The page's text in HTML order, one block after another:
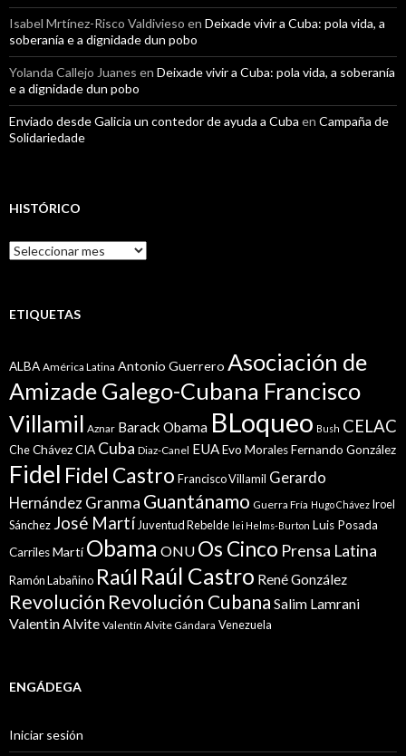
Isabel Mrtínez-Risco Valdivieso en Deixade vivir a Cuba: pola vida, a
soberanía e a dignidade dun pobo
Yolanda Callejo Juanes en Deixade vivir a Cuba: pola vida, a soberanía
e a dignidade dun pobo
Enviado desde Galicia un contedor de ayuda a Cuba en Campaña de
Solidariedade
HISTÓRICO
Histórico
ETIQUETAS
ALBA América Latina Antonio Guerrero Asociación de
Amizade Galego-Cubana Francisco
Villamil Aznar Barack Obama BLoqueo Bush CELAC
CheChávezCIA Cuba Diaz-Canel EUAEvo MoralesFernando González
Fidel Fidel Castro Francisco Villamil Gerardo
Hernández Granma Guantánamo Guerra Fría Hugo Chávez Iroel
Sánchez José Martí Juventud Rebelde lei Helms-Burton Luis Posada
CarrilesMartí Obama ONU Os Cinco Prensa Latina
Ramón Labañino Raúl Raúl Castro René González
Revolución Revolución Cubana Salim Lamrani
Valentin Alvite Valentín Alvite Gándara Venezuela
ENGÁDEGA
Iniciar sesión